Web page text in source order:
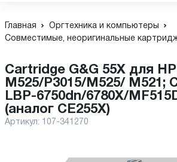
Главная
Оргтехника и компьютеры
Совместимые, неоригинальные
Cartridge G&G 55X для HP LJ
M525/P3015/M525/ M521;
LBP-6750dn/6780X/
(аналог CE255X)
Артикул: 107-341270